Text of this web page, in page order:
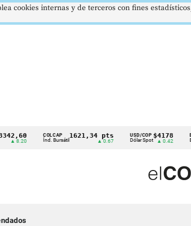
COLCAP
Índ. Bursátil
1621,34 pts USD/COP
Dólar Spot
$4178
▲ 0.42
EUR/
Euro
cookies internas y de terceros con fines